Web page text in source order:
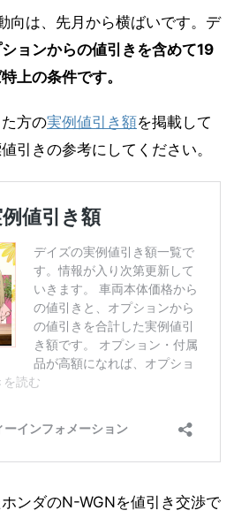
向は、先月から横ばいです。デ
ョンからの値引きを含めて19
上の条件です。
方の実例値引き額を掲載して
引きの参考にしてください。
ンダのN-WGNを値引き交渉で